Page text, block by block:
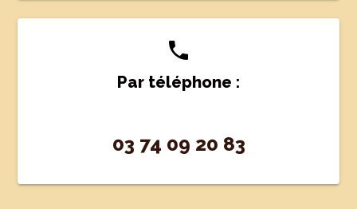
phone
Par téléphone :
03 74 09 20 83